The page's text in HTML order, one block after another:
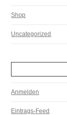
Shop
Uncategorized
Anmelden
Eintrags-Feed